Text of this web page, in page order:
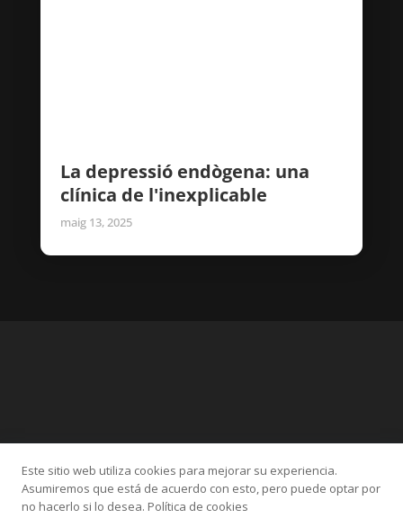
La depressió endògena: una
clínica de l'inexplicable
maig 13, 2025
Categories
Altres Ansietat IPITIA Sexologia
Este sitio web utiliza cookies para mejorar su experiencia.
Asumiremos que está de acuerdo con esto, pero puede optar por
no hacerlo si lo desea. Política de cookies